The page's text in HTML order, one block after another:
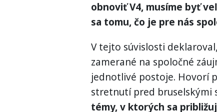
obnoviť V4, musíme byť
sa tomu, čo je pre nás
V tejto súvislosti
zamerané na spoločné
jednotlivé postoje. Hovorí
stretnutí pred bruselskými
témy, v ktorých sa